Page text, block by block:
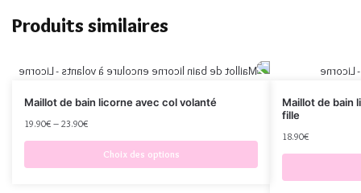
Produits similaires
Maillot de bain licorne avec col volanté
19.90€ – 23.90€
Choix des options
Maillot de bain
fille
18.90€